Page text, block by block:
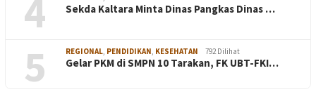
4 Sekda Kaltara Minta Dinas Pangkas Dinas …
5 REGIONAL, PENDIDIKAN, KESEHATAN 792 Dilihat
Gelar PKM di SMPN 10 Tarakan, FK UBT-FKI…